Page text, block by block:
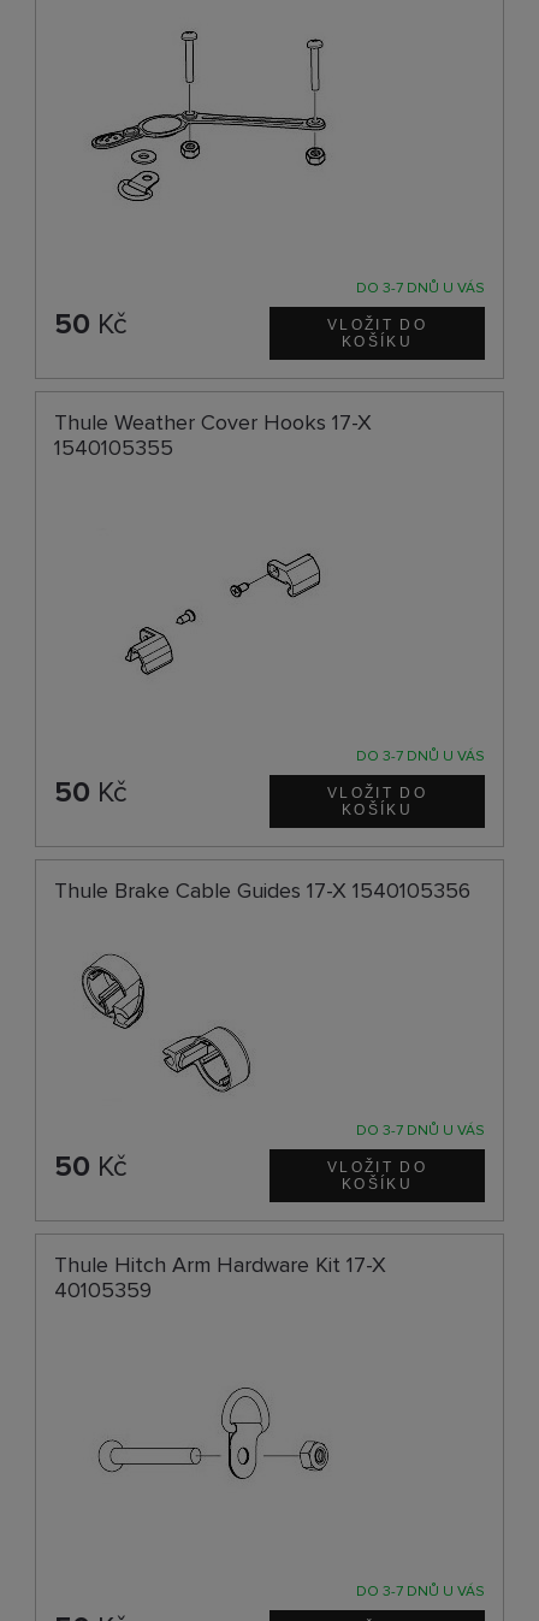
DO 3-7 DNŮ U VÁS
50 Kč
Thule Weather Cover Hooks 17-X
1540105355
DO 3-7 DNŮ U VÁS
50 Kč
Thule Brake Cable Guides 17-X 1540105356
DO 3-7 DNŮ U VÁS
50 Kč
Thule Hitch Arm Hardware Kit 17-X
40105359
DO 3-7 DNŮ U VÁS